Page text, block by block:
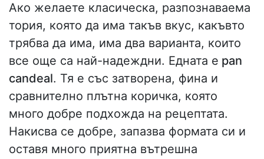
Ако желаете класическа, разпознаваема
тория, която да има такъв вкус, какъвто
трябва да има, има два варианта, които
все още са най-надеждни. Едната е pan
candeal. Тя е със затворена, фина и
сравнително плътна коричка, която
много добре подхожда на рецептата.
Накисва се добре, запазва формата си и
оставя много приятна вътрешна